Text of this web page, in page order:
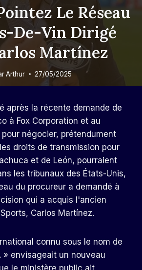
Le Réseau
De-Vin Dirigé
Martínez
Arthur 27/05/2025
après la récente demande de
à Fox Corporation et au
négocier, prétendument
droits de transmission pour
et de León, pourraient
les tribunaux des États-Unis,
du procureur a demandé à
qui a acquis l'ancien
Carlos Martínez.
connu sous le nom de
» envisageait un nouveau